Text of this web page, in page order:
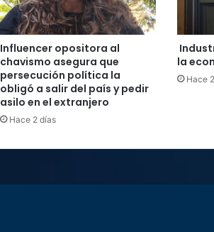
Influencer opositora al
chavismo asegura que
persecución política la
obligó a salir del país y pedir
asilo en el extranjero
Hace 2 días
la
Hace